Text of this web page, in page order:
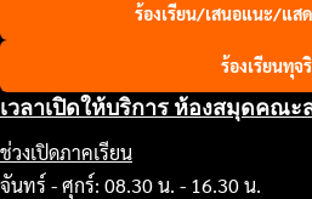
ร้องเรียน/เสนอแนะ/แส
ร้องเรียนทุจ
เวลาเปิดให้บริการ ห้องสมุดคณ
ช่วงเปิดภาคเรียน
จันทร์ - ศุกร์: 08.30 น. - 16.30 น.